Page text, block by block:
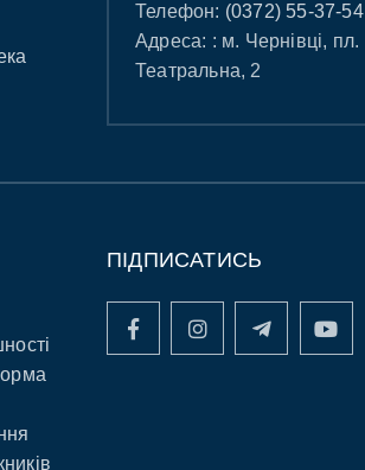
Телефон: (0372) 55-37-54
Адреса: : м. Чернівці, пл.
Театральна, 2
ПІДПИСАТИСЬ